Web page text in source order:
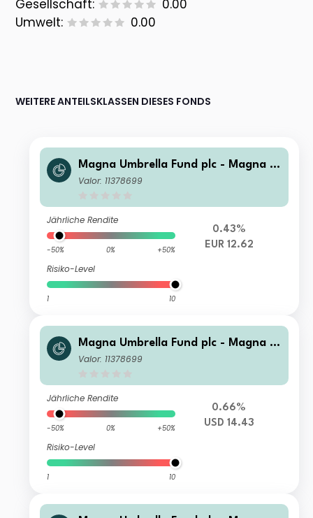
Gesellschaft:
0.00
Umwelt:
0.00
WEITERE ANTEILSKLASSEN DIESES FONDS
Magna Umbrella Fund plc - Magna E
astern European Fund R Acc
Valor: 11378699
Jährliche Rendite
-50% 0% +50%
Risiko-Level
1 10
0.43%
EUR 12.62
Magna Umbrella Fund plc - Magna E
astern European Fund R Acc
Valor: 11378699
Jährliche Rendite
-50% 0% +50%
Risiko-Level
1 10
0.66%
USD 14.43